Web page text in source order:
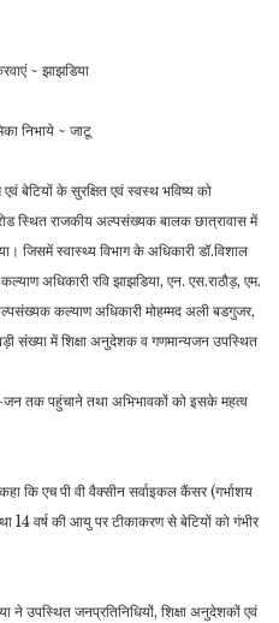
~ झाझडिया
निभाये ~ जाटू
बेटियों के सुरक्षित एवं स्वस्थ भविष्य को
स्थित राजकीय अल्पसंख्यक बालक छात्रावास में
जिसमें स्वास्थ्य विभाग के अधिकारी डॉ.विशाल
अधिकारी रवि झाझडिया, एन. एस.राठौड़, एम.
कल्याण अधिकारी मोहम्मद अली बडगुजर,
संख्या में शिक्षा अनुदेशक व गणमान्यजन उपस्थित
तक पहुंचाने तथा अभिभावकों को इसके महत्व
कि एच पी वी वैक्सीन सर्वाइकल कैंसर (गर्भाशय
14 वर्ष की आयु पर टीकाकरण से बेटियों को गंभीर
ने उपस्थित जनप्रतिनिधियों, शिक्षा अनुदेशकों एवं